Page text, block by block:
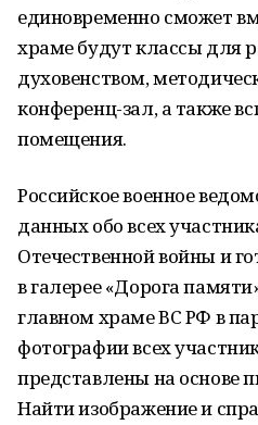
единовременно сможет
храме будут классы для
духовенством,
конференц-зал, а также
помещения.
Российское военное
данных обо всех
Отечественной войны и
в галерее «Дорога
главном храме ВС РФ в
фотографии всех
представлены на основе
Найти изображение и